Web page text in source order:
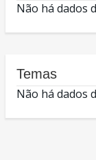
Não há dados
Temas
Não há dados